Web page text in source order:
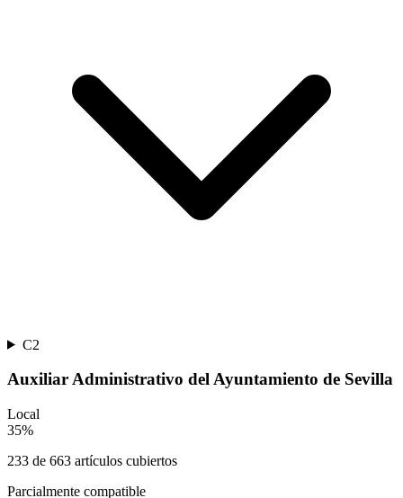
C2
Auxiliar Administrativo del Ayuntamiento de Sevilla
Local
35%
233 de 663 artículos cubiertos
Parcialmente compatible